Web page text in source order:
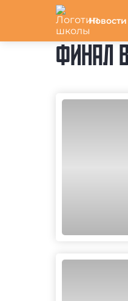
Новости
ФИНАЛ